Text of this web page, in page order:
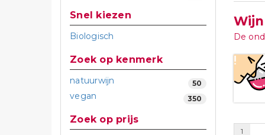
Snel kiezen
Biologisch
Zoek op kenmerk
natuurwijn 50
vegan 350
Zoek op prijs
De
1